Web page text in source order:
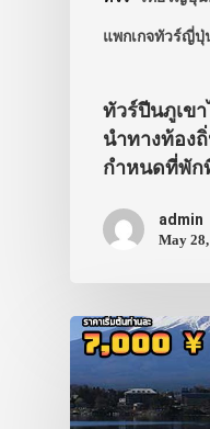
แพกเกจทัวร์ญี่ปุ่
ทัวร์ปีนภูเข
นำทางท้อง
กำหนดที่พัก
admin
May